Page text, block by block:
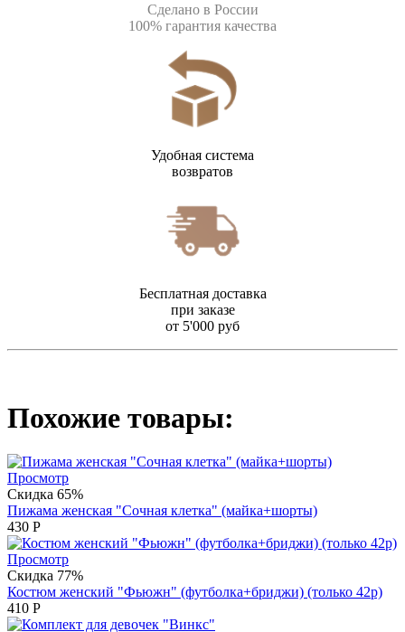
Сделано в России
100% гарантия качества
Удобная система
возвратов
Бесплатная доставка
при заказе
от 5'000 руб
Похожие товары:
Просмотр
Скидка 65%
Пижама женская "Сочная клетка" (майка+шорты)
430 Р
Просмотр
Скидка 77%
Костюм женский "Фьюжн" (футболка+бриджи) (только 42р)
410 Р